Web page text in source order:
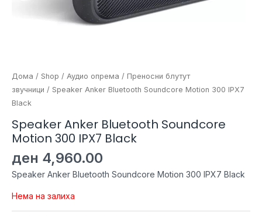
Дома / Shop / Аудио опрема / Преносни блутут
звучници / Speaker Anker Bluetooth Soundcore Motion 300 IPX7
Black
Speaker Anker Bluetooth Soundcore
Motion 300 IPX7 Black
ден 4,960.00
Speaker Anker Bluetooth Soundcore Motion 300 IPX7 Black
Нема на залиха